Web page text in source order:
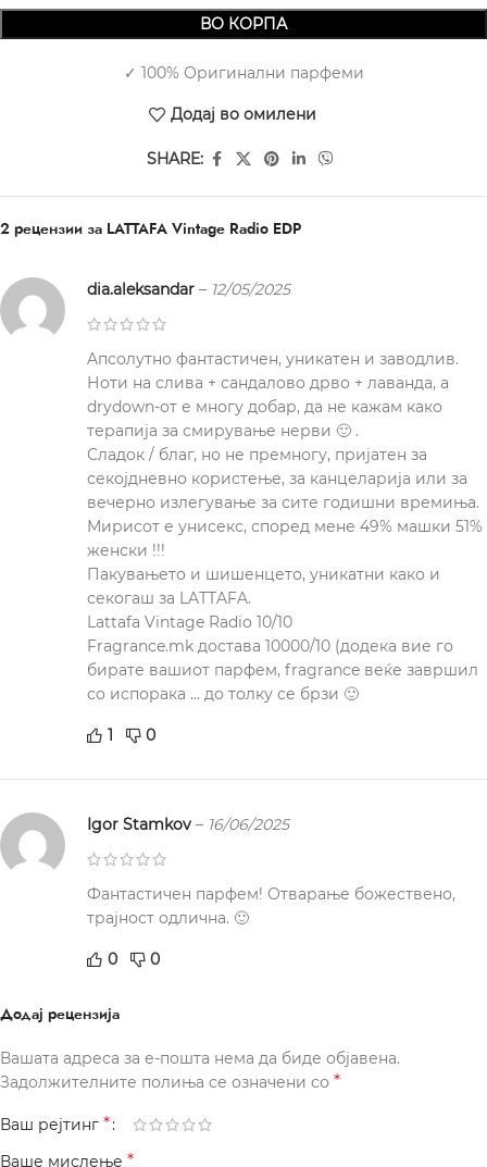
ВО КОРПА
✓ 100% Оригинални парфеми
Додај во омилени
SHARE:
2 рецензии за LATTAFA Vintage Radio EDP
dia.aleksandar – 12/05/2025
Aпсолутно фантастичен, уникатен и заводлив.
Ноти на слива + сандалово дрво + лаванда, а
drydown-от е многу добар, да не кажам како
терапија за смирување нерви 🙂 .
Сладок / благ, но не премногу, пријатен за
секојдневно користење, за канцеларија или за
вечерно излегување за сите годишни времиња.
Мирисот е унисекс, според мене 49% машки 51%
женски !!!
Пакувањето и шишенцето, уникатни како и
секогаш за LATTAFA.
Lattafa Vintage Radio 10/10
Fragrance.mk достава 10000/10 (додека вие го
бирате вашиот парфем, fragrance веќе завршил
со испорака … до толку се брзи 🙂
1 0
Igor Stamkov – 16/06/2025
Фантастичен парфем! Отварање божествено,
трајност одлична. 🙂
0 0
Додај рецензија
Вашата адреса за е-пошта нема да биде објавена.
Задолжителните полиња се означени со *
Ваш рејтинг *
Ваше мислење *